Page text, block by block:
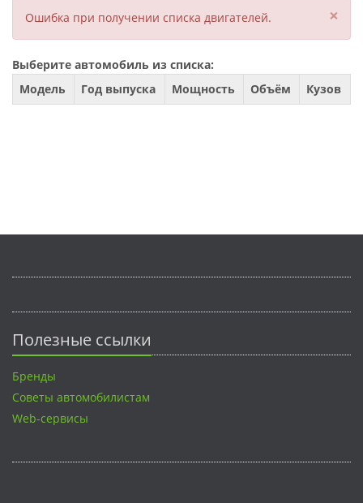
Ошибка при получении списка двигателей. ×
Выберите автомобиль из списка:
Модель
Год выпуска Мощность Объём Кузов
Полезные ссылки
Бренды
Советы автомобилистам
Web-сервисы